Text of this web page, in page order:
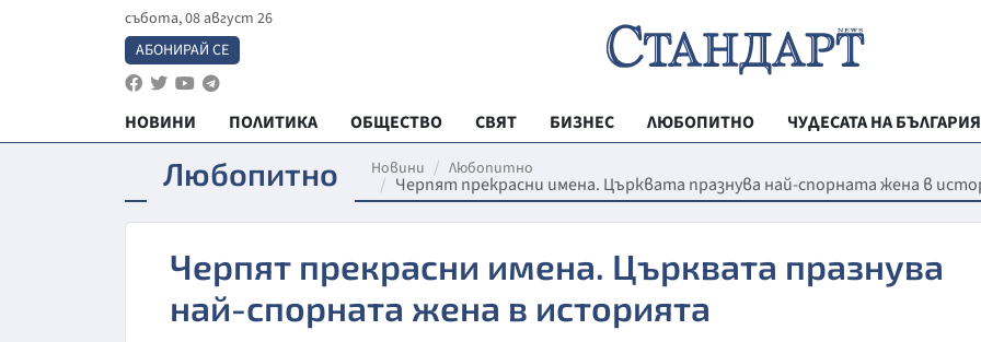
събота, 08 август 26
АБОНИРАЙ СЕ
НОВИНИ ПОЛИТИКА ОБЩЕСТВО СВЯТ БИЗНЕС ЛЮБОПИТНО
ЧУДЕСАТА НА БЪЛГАРИЯ
ВЕСТНИК
ЗДРАВЕ
Любопитно Новини Любопитно
Черпят прекрасни имена. Църквата празнува най-спорната жена в
Черпят прекрасни имена. Църквата празнува
най-спорната жена в историята